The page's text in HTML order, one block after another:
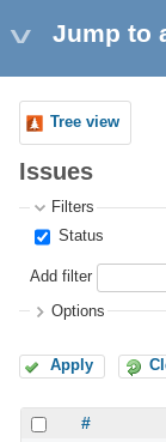
Jump to
Tree view
Issues
Filters
Status
Add filter
Options
Apply
#